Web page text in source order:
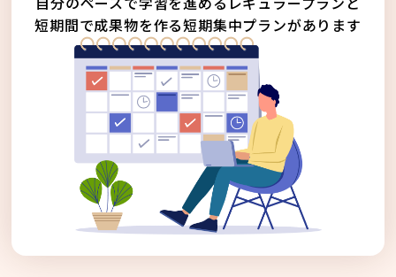
短期間で成果物を作る短期集中プランがあります